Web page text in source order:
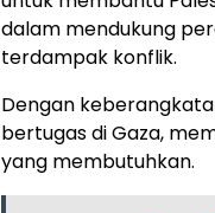
dalam mendukung
terdampak konflik.
Dengan
bertugas di Gaza,
yang membutuhkan.